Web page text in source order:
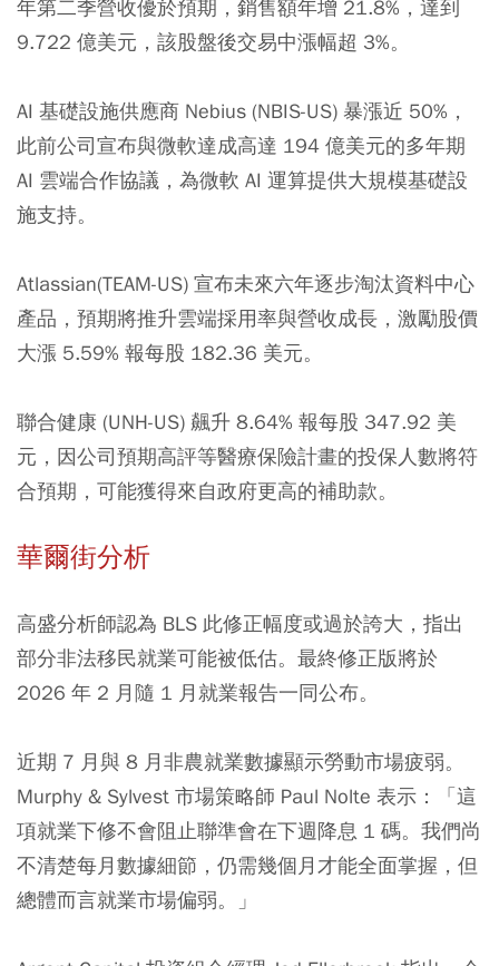
年第二季營收優於預期，銷售額年增 21.8%，達到
9.722 億美元，該股盤後交易中漲幅超 3%。
AI 基礎設施供應商 Nebius (NBIS-US) 暴漲近 50%，
此前公司宣布與微軟達成高達 194 億美元的多年期
AI 雲端合作協議，為微軟 AI 運算提供大規模基礎設
施支持。
Atlassian(TEAM-US) 宣布未來六年逐步淘汰資料中心
產品，預期將推升雲端採用率與營收成長，激勵股價
大漲 5.59% 報每股 182.36 美元。
聯合健康 (UNH-US) 飆升 8.64% 報每股 347.92 美
元，因公司預期高評等醫療保險計畫的投保人數將符
合預期，可能獲得來自政府更高的補助款。
華爾街分析
高盛分析師認為 BLS 此修正幅度或過於誇大，指出
部分非法移民就業可能被低估。最終修正版將於
2026 年 2 月隨 1 月就業報告一同公布。
近期 7 月與 8 月非農就業數據顯示勞動市場疲弱。
Murphy & Sylvest 市場策略師 Paul Nolte 表示：「這
項就業下修不會阻止聯準會在下週降息 1 碼。我們尚
不清楚每月數據細節，仍需幾個月才能全面掌握，但
總體而言就業市場偏弱。」